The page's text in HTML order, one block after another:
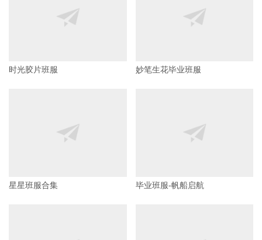
时光胶片班服 妙笔生花毕业班服
星星班服合集 毕业班服-帆船启航